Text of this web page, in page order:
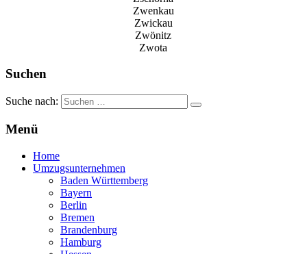
Zwenkau
Zwickau
Zwönitz
Zwota
Suchen
Suche nach:
Menü
Home
Umzugsunternehmen
Baden Württemberg
Bayern
Berlin
Bremen
Brandenburg
Hamburg